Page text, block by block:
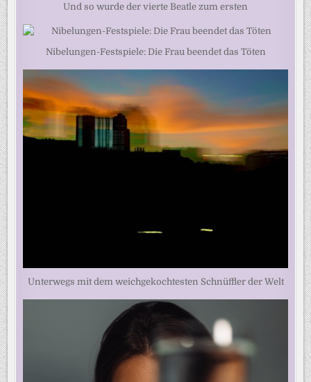
Und so wurde der vierte Beatle zum ersten
Nibelungen-Festspiele: Die Frau beendet das Töten
Unterwegs mit dem weichgekochtesten Schnüffler der Welt